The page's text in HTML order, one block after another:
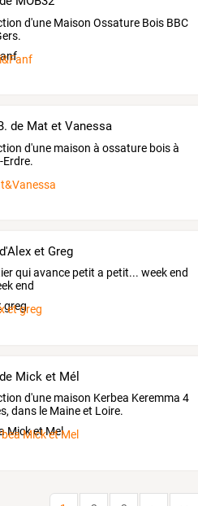
d'une Maison Ossature Bois BBC
de Mat et Vanessa
d'une maison à ossature bois à
Erdre.
et Greg
qui avance petit a petit... week end
end
et greg
Mick et Mél
d'une maison Kerbea Keremma 4
dans le Maine et Loire.
Mick et Mel